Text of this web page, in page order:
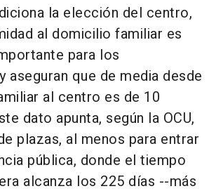
la elección del centro,
al domicilio familiar es
para los
aseguran que de media desde
al centro es de 10
dato apunta, según la OCU,
plazas, al menos para entrar
pública, donde el tiempo
alcanza los 225 días --más